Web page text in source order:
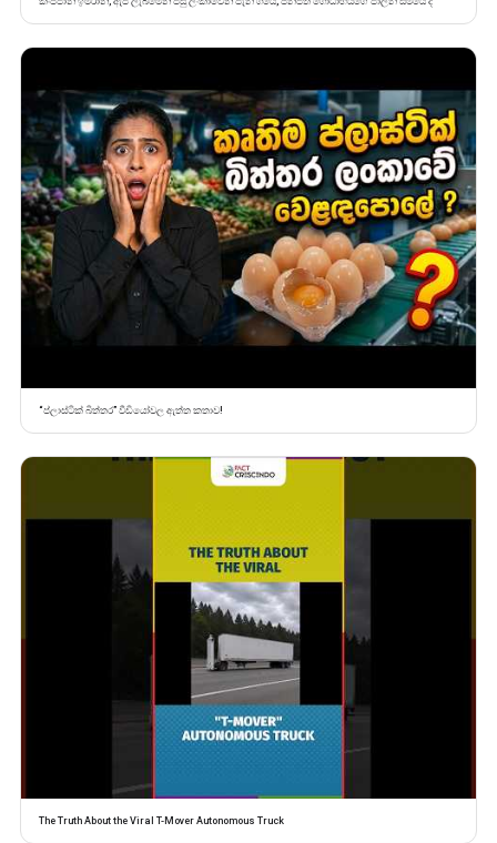
“ප්ලාස්ටික් බිත්තර” වීඩියෝවල ඇත්ත කතාව!
The Truth About the Viral T-Mover Autonomous Truck